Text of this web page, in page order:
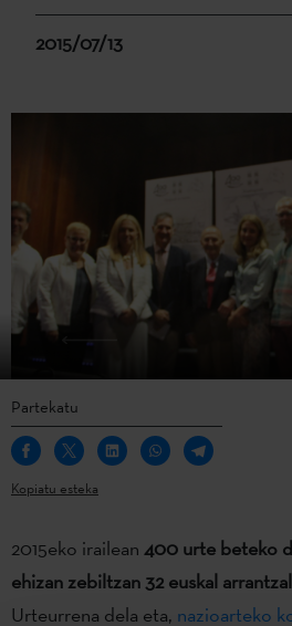
2015/07/13
Partekatu
Kopiatu esteka
2015eko irailean 400 urte beteko
ehizan zebiltzan 32 euskal
Urteurrena dela eta, nazioarteko